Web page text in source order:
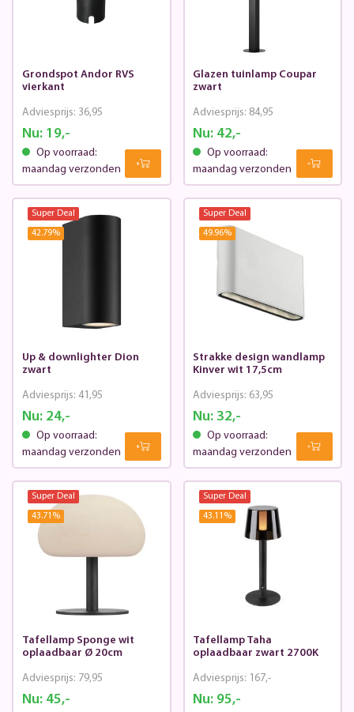
Grondspot Andor RVS
vierkant
Nu:19,-
Adviesprijs: 36,95
Op voorraad:
maandag verzonden
Glazen tuinlamp Coupar
zwart
Nu: 42,-
Adviesprijs: 84,95
Op voorraad:
maandag verzonden
Super Deal
42.79%
Up & downlighter Dion
zwart
Nu:24,-
Adviesprijs: 41,95
Op voorraad:
maandag verzonden
Super Deal
49.96%
Strakke design wandlamp
Kinver wit 17,5cm
Nu: 32,-
Adviesprijs: 63,95
Op voorraad:
maandag verzonden
Super Deal
43.71 %
Tafellamp Sponge wit
oplaadbaar Ø 20cm
Nu:45,-
Adviesprijs: 79,95
Super Deal
43.11 %
Tafellamp Taha
oplaadbaar zwart 2700K
Nu: 95,-
Adviesprijs: 167,-